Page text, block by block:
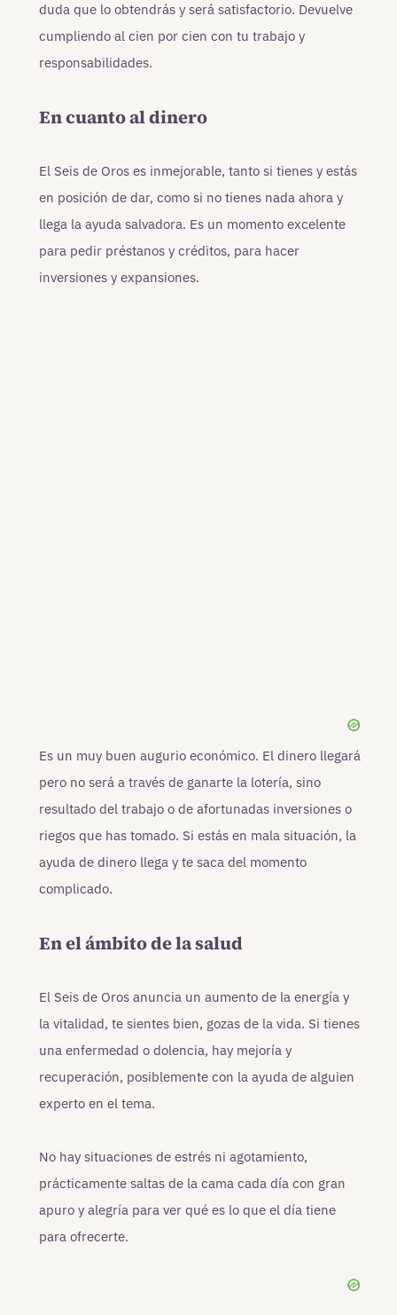
duda que lo obtendrás y será satisfactorio. Devuelve
cumpliendo al cien por cien con tu trabajo y
responsabilidades.
En cuanto al dinero
El Seis de Oros es inmejorable, tanto si tienes y estás
en posición de dar, como si no tienes nada ahora y
llega la ayuda salvadora. Es un momento excelente
para pedir préstanos y créditos, para hacer
inversiones y expansiones.
Es un muy buen augurio económico. El dinero llegará
pero no será a través de ganarte la lotería, sino
resultado del trabajo o de afortunadas inversiones o
riegos que has tomado. Si estás en mala situación, la
ayuda de dinero llega y te saca del momento
complicado.
En el ámbito de la salud
El Seis de Oros anuncia un aumento de la energía y
la vitalidad, te sientes bien, gozas de la vida. Si tienes
una enfermedad o dolencia, hay mejoría y
recuperación, posiblemente con la ayuda de alguien
experto en el tema.
No hay situaciones de estrés ni agotamiento,
prácticamente saltas de la cama cada día con gran
apuro y alegría para ver qué es lo que el día tiene
para ofrecerte.